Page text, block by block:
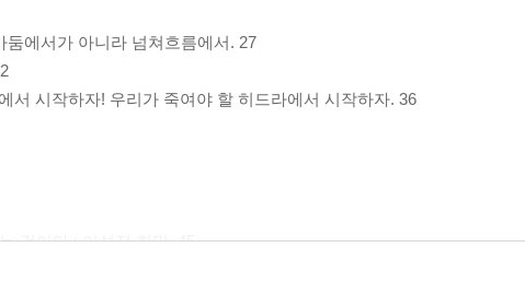
에서가 아니라 넘쳐흐름에서. 27
서 시작하자! 우리가 죽여야 할 히드라에서 시작하자. 36
것이다 : 이성적 희망. 45